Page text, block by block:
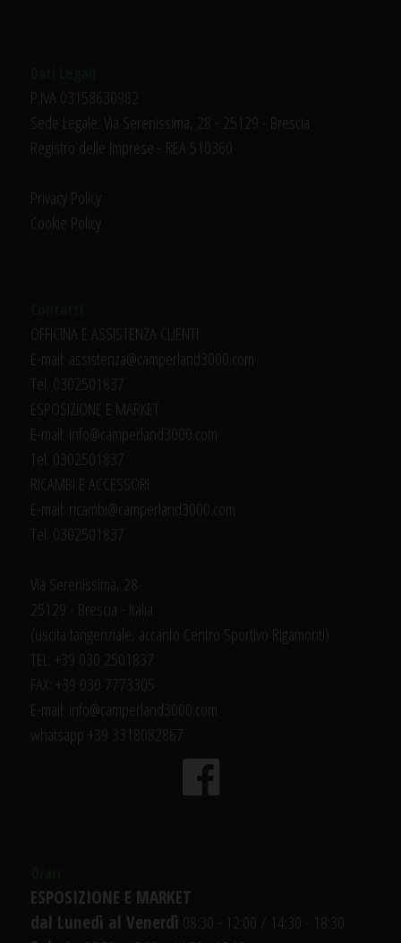
P.IVA 03158630982
Sede Legale: Via Serenissima, 28 - 25129 - Brescia
Registro delle Imprese - REA 510360
Privacy Policy
Cookie Policy
OFFICINA E ASSISTENZA CLIENTI
E-mail: assistenza@camperland3000.com
Tel. 0302501837
ESPOSIZIONE E MARKET
E-mail: info@camperland3000.com
Tel. 0302501837
RICAMBI E ACCESSORI
E-mail: ricambi@camperland3000.com
Tel. 0302501837
Via Serenissima, 28
25129 - Brescia - Italia
(uscita tangenziale, accanto Centro Sportivo Rigamonti)
TEL: +39 030 2501837
FAX: +39 030 7773305
E-mail: info@camperland3000.com
whatsapp +39 3318082867
ESPOSIZIONE E MARKET
dal Lunedì al Venerdì 08:30 - 12:00 / 14:30 - 18:30